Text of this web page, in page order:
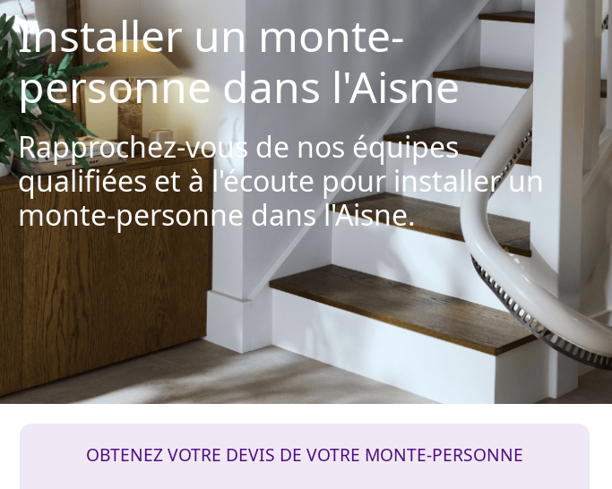
Installer un monte-
personne dans l'Aisne
Rapprochez-vous de nos équipes
qualifiées et à l'écoute pour installer un
monte-personne dans l'Aisne.
OBTENEZ VOTRE DEVIS DE VOTRE MONTE-PERSONNE